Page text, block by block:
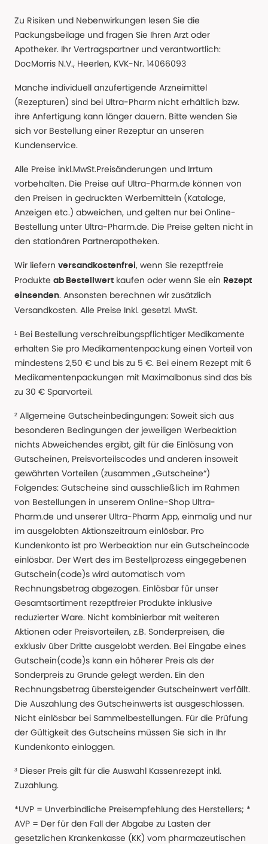
Zu Risiken und Nebenwirkungen lesen Sie die
Packungsbeilage und fragen Sie Ihren Arzt oder
Apotheker. Ihr Vertragspartner und verantwortlich:
DocMorris N.V., Heerlen, KVK-Nr. 14066093
Manche individuell anzufertigende Arzneimittel
(Rezepturen) sind bei Ultra-Pharm nicht erhältlich bzw.
ihre Anfertigung kann länger dauern. Bitte wenden Sie
sich vor Bestellung einer Rezeptur an unseren
Kundenservice.
Alle Preise inkl.MwSt.Preisänderungen und Irrtum
vorbehalten. Die Preise auf Ultra-Pharm.de können von
den Preisen in gedruckten Werbemitteln (Kataloge,
Anzeigen etc.) abweichen, und gelten nur bei Online-
Bestellung unter Ultra-Pharm.de. Die Preise gelten nicht in
den stationären Partnerapotheken.
Wir liefern versandkostenfrei, wenn Sie rezeptfreie
Produkte ab Bestellwert kaufen oder wenn Sie ein Rezept
einsenden. Ansonsten berechnen wir zusätzlich
Versandkosten. Alle Preise Inkl. gesetzl. MwSt.
¹ Bei Bestellung verschreibungspflichtiger Medikamente
erhalten Sie pro Medikamentenpackung einen Vorteil von
mindestens 2,50 € und bis zu 5 €. Bei einem Rezept mit 6
Medikamentenpackungen mit Maximalbonus sind das bis
zu 30 € Sparvorteil.
² Allgemeine Gutscheinbedingungen: Soweit sich aus
besonderen Bedingungen der jeweiligen Werbeaktion
nichts Abweichendes ergibt, gilt für die Einlösung von
Gutscheinen, Preisvorteilscodes und anderen insoweit
gewährten Vorteilen (zusammen „Gutscheine“)
Folgendes: Gutscheine sind ausschließlich im Rahmen
von Bestellungen in unserem Online-Shop Ultra-
Pharm.de und unserer Ultra-Pharm App, einmalig und nur
im ausgelobten Aktionszeitraum einlösbar. Pro
Kundenkonto ist pro Werbeaktion nur ein Gutscheincode
einlösbar. Der Wert des im Bestellprozess eingegebenen
Gutschein(code)s wird automatisch vom
Rechnungsbetrag abgezogen. Einlösbar für unser
Gesamtsortiment rezeptfreier Produkte inklusive
reduzierter Ware. Nicht kombinierbar mit weiteren
Aktionen oder Preisvorteilen, z.B. Sonderpreisen, die
exklusiv über Dritte ausgelobt werden. Bei Eingabe eines
Gutschein(code)s kann ein höherer Preis als der
Sonderpreis zu Grunde gelegt werden. Ein den
Rechnungsbetrag übersteigender Gutscheinwert verfällt.
Die Auszahlung des Gutscheinwerts ist ausgeschlossen.
Nicht einlösbar bei Sammelbestellungen. Für die Prüfung
der Gültigkeit des Gutscheins müssen Sie sich in Ihr
Kundenkonto einloggen.
³ Dieser Preis gilt für die Auswahl Kassenrezept inkl.
Zuzahlung.
*UVP = Unverbindliche Preisempfehlung des Herstellers; *
AVP = Der für den Fall der Abgabe zu Lasten der
gesetzlichen Krankenkasse (KK) vom pharmazeutischen